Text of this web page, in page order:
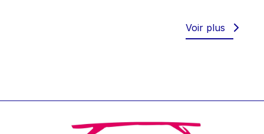
Timothy Radcliffe
Vaclav Klaus
Voir plus